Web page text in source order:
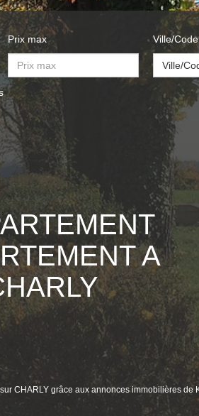
Prix max Ville/
Ville/
A
CHARLY grâce aux annonces immobilières de